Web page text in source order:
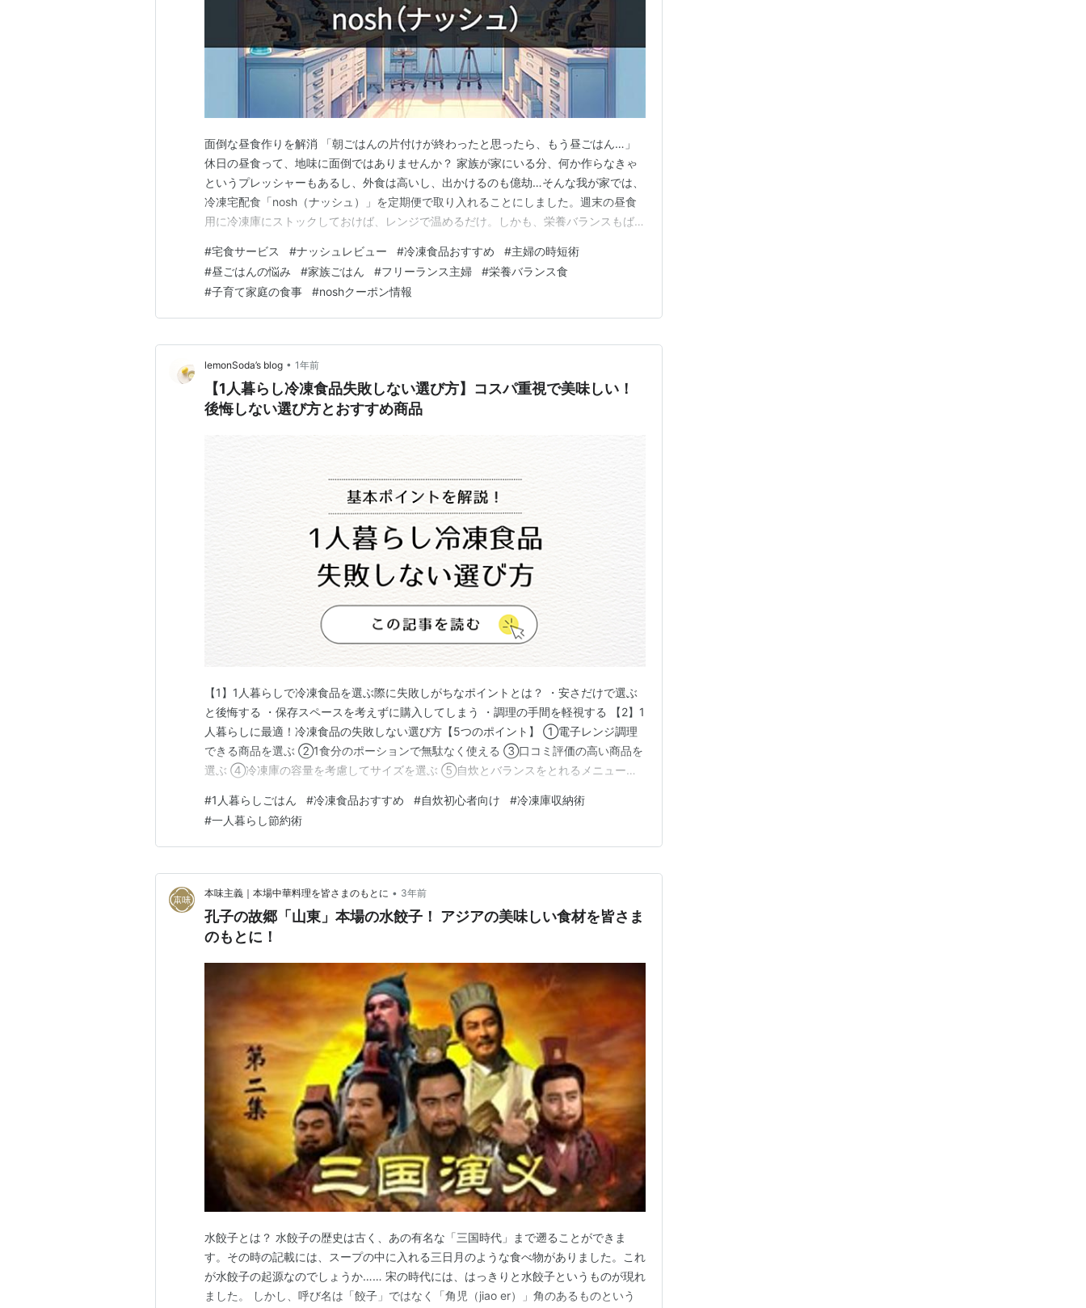
面倒な昼食作りを解消 「朝ごはんの片付けが終わったと思ったら、もう昼ごはん…」
休日の昼食って、地味に面倒ではありませんか？ 家族が家にいる分、何か作らなきゃ
というプレッシャーもあるし、外食は高いし、出かけるのも億劫…そんな我が家では、
冷凍宅配食「nosh（ナッシュ）」を定期便で取り入れることにしました。週末の昼食
用に冷凍庫にストックしておけば、レンジで温めるだけ。しかも、栄養バランスもばっ
した解説スタートです！ 栄養抜群の時短ランチタイムへ 🧠 休日の昼食に悩む主婦層は
約4割 調査によると、主婦層の約40％が「休…
#宅食サービス #ナッシュレビュー #冷凍食品おすすめ #主婦の時短術
#昼ごはんの悩み #家族ごはん #フリーランス主婦 #栄養バランス食
#子育て家庭の食事 #noshクーポン情報
lemonSoda’s blog • 1年前
【1人暮らし冷凍食品失敗しない選び方】コスパ重視で美味しい！
後悔しない選び方とおすすめ商品
【1】1人暮らしで冷凍食品を選ぶ際に失敗しがちなポイントとは？ ・安さだけで選ぶ
と後悔する ・保存スペースを考えずに購入してしまう ・調理の手間を軽視する 【2】1
人暮らしに最適！冷凍食品の失敗しない選び方【5つのポイント】 ①電子レンジ調理
できる商品を選ぶ ②1食分のポーションで無駄なく使える ③口コミ評価の高い商品を
選ぶ ④冷凍庫の容量を考慮してサイズを選ぶ ⑤自炊とバランスをとれるメニュー構
談：特におすすめは「ザ★チャーハン」 【4】冷凍食品を上手に使いこなすコツと収納
アイデア ・冷凍庫は「立てて収納」が鉄則…
#1人暮らしごはん #冷凍食品おすすめ #自炊初心者向け #冷凍庫収納術
#一人暮らし節約術
本味主義｜本場中華料理を皆さまのもとに • 3年前
孔子の故郷「山東」本場の水餃子！ アジアの美味しい食材を皆さま
のもとに！
水餃子とは？ 水餃子の歴史は古く、あの有名な「三国時代」まで遡ることができま
す。その時の記載には、スープの中に入れる三日月のような食べ物がありました。これ
が水餃子の起源なのでしょうか…… 宋の時代には、はっきりと水餃子というものが現れ
ました。 しかし、呼び名は「餃子」ではなく「角児（jiao er）」角のあるものという